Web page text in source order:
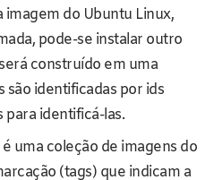
do Ubuntu Linux,
pode-se instalar outro
construído em uma
são identificadas por ids
para identificá-las.
uma coleção de imagens do
(tags) que indicam a